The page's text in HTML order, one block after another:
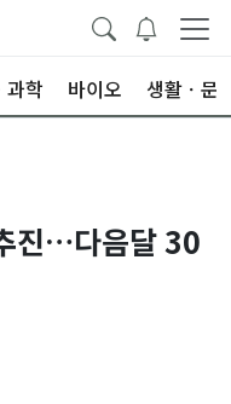
과학 바이오 생활ㆍ문
진…다음달 30